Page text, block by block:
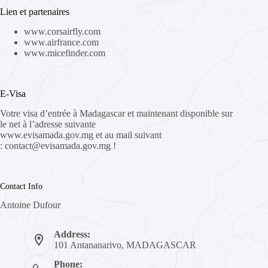
Lien et partenaires
www.corsairfly.com
www.airfrance.com
www.micefinder.com
E-Visa
Votre visa d’entrée à Madagascar et maintenant disponible sur
le net à l’adresse suivante
www.evisamada.gov.mg et au mail suivant
: contact@evisamada.gov.mg !
Contact Info
Antoine Dufour
Address:
101 Antananarivo, MADAGASCAR
Phone: